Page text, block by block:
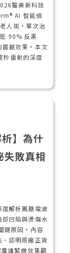
醫美新科技
AI 智能偵
人斑，單次治
90% 反黑
撼效果。本文
秒雷射的深度
】為什
失敗真相
解析鳳凰電波
部凹陷與燙傷水
鍵原因。內容
、認明原廠正貨
讓緊緻效果翻